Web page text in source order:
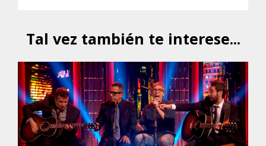
Tal vez también te interese...